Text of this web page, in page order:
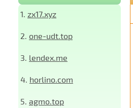
1. zx17.xyz
2. one-udt.top
3. lendex.me
4. horlino.com
5. agmo.top